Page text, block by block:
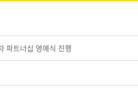
파트너십 영예식 진행